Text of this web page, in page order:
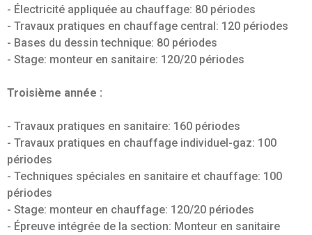
- Électricité appliquée au chauffage: 80 périodes
- Travaux pratiques en chauffage central: 120 périodes
- Bases du dessin technique: 80 périodes
- Stage: monteur en sanitaire: 120/20 périodes
Troisième année :
- Travaux pratiques en sanitaire: 160 périodes
- Travaux pratiques en chauffage individuel-gaz: 100
périodes
- Techniques spéciales en sanitaire et chauffage: 100
périodes
- Stage: monteur en chauffage: 120/20 périodes
- Épreuve intégrée de la section: Monteur en sanitaire